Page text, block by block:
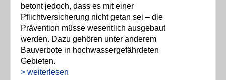
betont jedoch, dass es mit einer
Pflichtversicherung nicht getan sei – die
Prävention müsse wesentlich ausgebaut
werden. Dazu gehören unter anderem
Bauverbote in hochwassergefährdeten
Gebieten.
> weiterlesen